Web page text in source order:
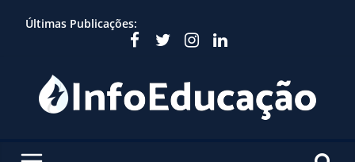
Últimas Publicações: